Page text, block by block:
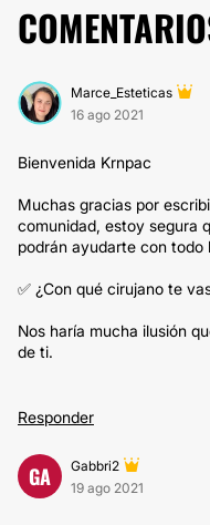
Marce_Esteticas
16 ago 2021
Bienvenida Krnpac
Muchas gracias por
comunidad, estoy segura
podrán ayudarte con todo
✅ ¿Con qué cirujano te
Nos haría mucha ilusión
de ti.
Responder
GA
Gabbri2
19 ago 2021